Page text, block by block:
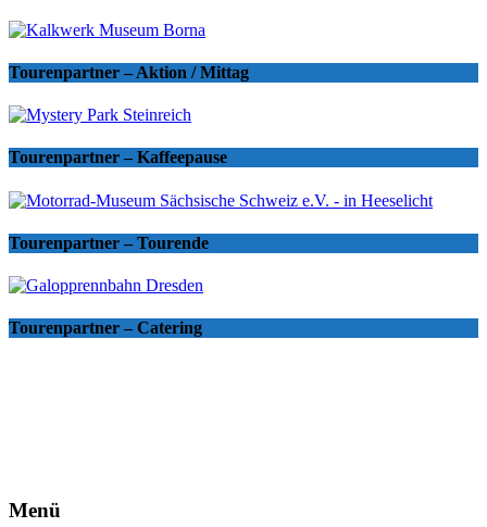
Tourenpartner – Aktion / Mittag
Tourenpartner – Kaffeepause
Tourenpartner – Tourende
Tourenpartner – Catering
Menü